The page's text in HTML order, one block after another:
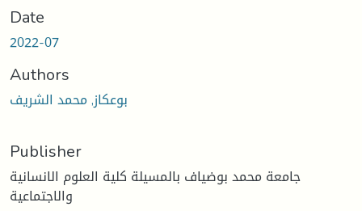
Date
2022-07
Authors
بوعكاز, محمد الشریف
Publisher
جامعة محمد بوضياف بالمسيلة كلية العلوم الانسانية
والاجتماعية